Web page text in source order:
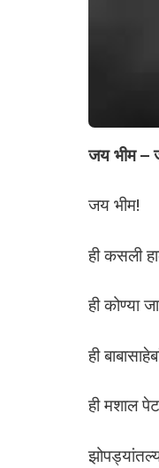
जय भीम –
जय भीम!
ही कसली
ही कोण्या
ही
ही मशाल